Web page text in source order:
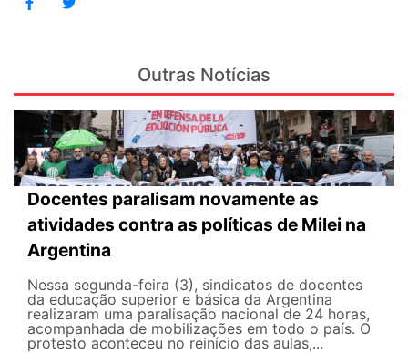
Outras Notícias
Docentes paralisam novamente as
atividades contra as políticas de Milei na
Argentina
Nessa segunda-feira (3), sindicatos de docentes
da educação superior e básica da Argentina
realizaram uma paralisação nacional de 24 horas,
acompanhada de mobilizações em todo o país. O
protesto aconteceu no reinício das aulas,...